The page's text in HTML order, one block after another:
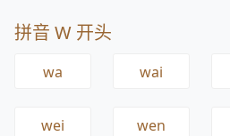
拼音 W 开头
wa wai
wei wen